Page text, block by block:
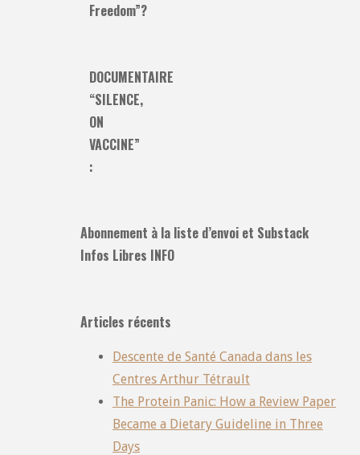
Freedom”?
DOCUMENTAIRE
“SILENCE,
ON
VACCINE”
:
Abonnement à la liste d’envoi et Substack
Infos Libres INFO
Articles récents
Descente de Santé Canada dans les
Centres Arthur Tétrault
The Protein Panic: How a Review Paper
Became a Dietary Guideline in Three
Days